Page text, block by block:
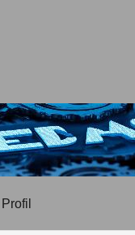
Profil